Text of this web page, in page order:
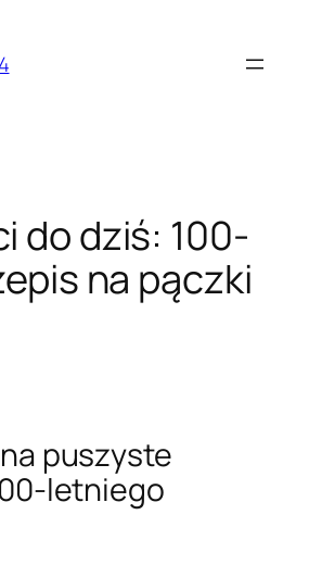
do dziś: 100-
na pączki
puszyste
letniego